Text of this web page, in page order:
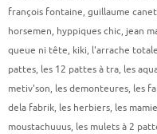
françois fontaine, guillaume canet
horsemen, hyppiques chic, jean
queue ni tête, kiki, l'arrache totale
pattes, les 12 pattes à tra, les
metiv'son, les demonteures, les
dela fabrik, les herbiers, les
moustachuuus, les mulets à 2